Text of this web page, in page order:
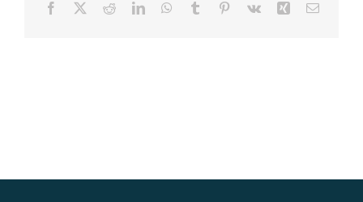
Facebook RedditLinkedInWhatsApp
Tumblr Pinterest
Vk Xing Email